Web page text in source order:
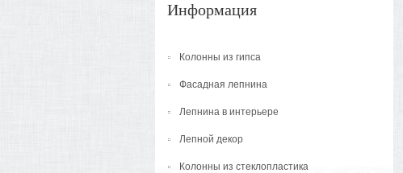
Информация
Колонны из гипса
Фасадная лепнина
Лепнина в интерьере
Лепной декор
Колонны из стеклопластика